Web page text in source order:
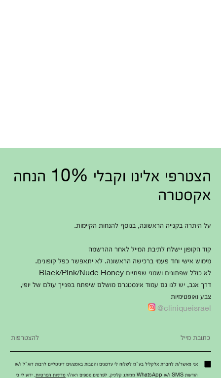
הצטרפי אלינו וקבלי 10% הנחה
אקסטרה
על היתרה בקנייה הראשונה, בנוסף להנחות הקיימות.
קוד הקופון יישלח לתיבת המייל לאחר ההרשמה
מימוש אישי וחד פעמי ברכישה הראשונה. לא יתאפשר כפל קופונים.
לא כולל שפתונים ושמני שפתיים Black/Pink/Nude Honey
דרך אגב, יש לנו גם עמוד אינסטגרם מושלם שיפתח בפנייך עולם של יופי,
צבע ואופטימיות
cliniqueisrael@
אני מאשר/ת לחברת אלקליל בע"מ לשלוח לי עדכונים והטבות באמצעים דיגיטליים לרבות דוא"ל ו/או
הודעות SMS ו/או WhatsApp ממותג קליניק. לפרטים נוספים ראה/י
מדיניות הפרטיות . ידוע לי כי